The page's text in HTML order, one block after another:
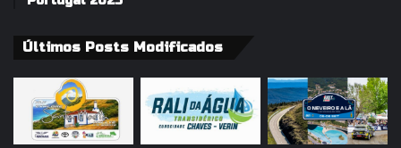
Últimos Posts Modificados